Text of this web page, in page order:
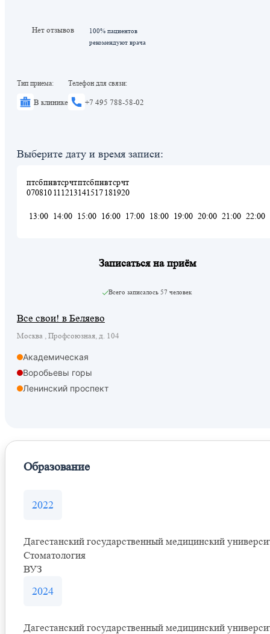
Нет отзывов
100% пациентов
рекомендуют врача
Тип приема:
В клинике
Телефон для связи:
+7 495 788-58-02
Выберите дату и время записи:
пт
07
сб
08
пн
10
вт
11
ср
12
чт
13
пт
14
сб
15
пн
17
вт
18
ср
19
чт
20
13:00 14:00 15:00 16:00 17:00 18:00 19:00 20:00 21:00 22:00
Записаться на приём
Всего записалось 57 человек
Все свои! в Беляево
Москва , Профсоюзная, д. 104
Академическая
Воробьевы горы
Ленинский проспект
Образование
2022
Дагестанский государственный медицинский
Стоматология
ВУЗ
2024
Дагестанский государственный медицинский